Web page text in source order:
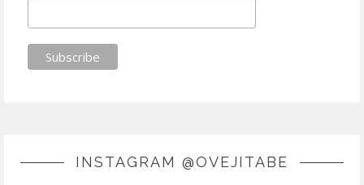
INSTAGRAM @OVEJITABE